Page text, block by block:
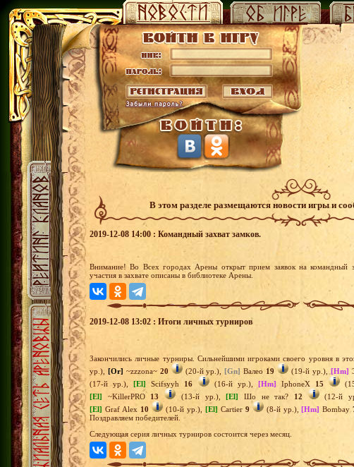
В этом разделе размещаются новости игры и
2019-12-08 14:00 : Командный захват замков.
Внимание! Во Всех городах Арены открыт прием заявок на командный
участия в захвате описаны в библиотеке Арены.
2019-12-08 13:02 : Итоги личных турниров
Закончились личные турниры. Сильнейшими игроками своего уровня в
ур.), [Or] ~zzzona~ 20 (20-й ур.), [Gn] Валео 19 (19-й ур.), [Hm]
(17-й ур.),[El] Scifsyyh 16 (16-й ур.), [Hm] IphoneX 15
[El] ~KillerPRO 13 (13-й ур.),[El] Шо не так? 12 (12-й
[El] Graf Alex 10 (10-й ур.), [El] Cartier 9 (8-й ур.),[Hm] Bombay
Поздравляем победителей.
Следующая серия личных турниров состоится через месяц.